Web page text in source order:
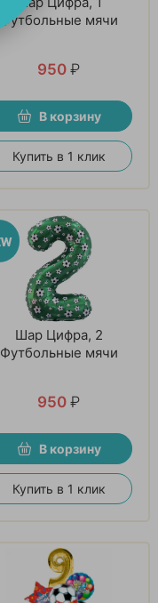
Футбольные мячи
950 ₽
В корзину
Купить в 1 клик
Шар Цифра, 2
Футбольные мячи
950 ₽
В корзину
Купить в 1 клик